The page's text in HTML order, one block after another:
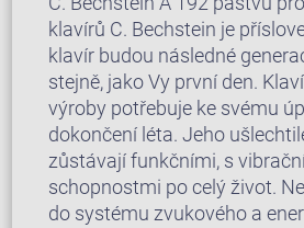
klavírů C. Bechstein je
klavír budou následné
stejně, jako Vy první den.
výroby potřebuje ke svému
dokončení léta. Jeho
zůstávají funkčními, s
schopnostmi po celý život.
do systému zvukového a